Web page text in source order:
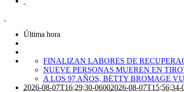
Última hora
FINALIZAN LABORES DE
NUEVE PERSONAS MUEREN EN
A LOS 97 AÑOS, BETTY BROMAGE
2026-08-07T16:29:30-06002026-08-07T15:56:34-